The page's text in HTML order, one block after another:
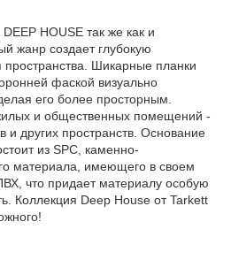
HOUSE так же как и
жанр создает глубокую
Шикарные планки
фаской визуально
его более просторным.
и общественных помещений -
других пространств. Основание
из SPC, каменно-
материала, имеющего в своем
что придает материалу особую
Коллекция Deep House от Tarkett